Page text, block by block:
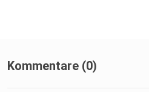
Kommentare (0)